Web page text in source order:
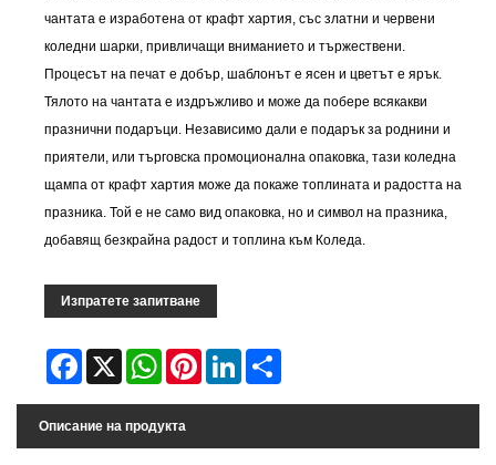
чантата е изработена от крафт хартия, със златни и червени
коледни шарки, привличащи вниманието и тържествени.
Процесът на печат е добър, шаблонът е ясен и цветът е ярък.
Тялото на чантата е издръжливо и може да побере всякакви
празнични подаръци. Независимо дали е подарък за роднини и
приятели, или търговска промоционална опаковка, тази коледна
щампа от крафт хартия може да покаже топлината и радостта на
празника. Той е не само вид опаковка, но и символ на празника,
добавящ безкрайна радост и топлина към Коледа.
Изпратете запитване
Facebook
X WhatsAppPinterestLinkedIn
Описание на продукта